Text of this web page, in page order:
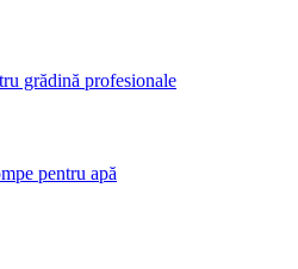
grădină profesionale
pentru apă